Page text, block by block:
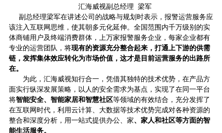
汇海威视副总经理 梁军
副总经理梁军在讲述公司的战略与规划时表示，报警运营服务应
该注入互联网思维，使其朝多元化延伸。全国范围内千万级别的实
体商铺用户及终端消费群体，上万家报警服务企业，每家企业都有
专业的运营团队，将现有的资源充分整合起来，打通上下游的供需
链，发挥集体效应转化为市场价值，这才是目前运营服务的出路所
在。
为此，汇海威视知行合一，凭借其独特的技术优势，在产品方
面实行纵深发展策略，以人的安全需求为基点，实现了在同一平台
将智能安全、智能家居和智慧社区等领域的有效结合，充分发挥了
在互联网时代，利用云计算、大数据等技术优势完成对各种资源的
整合和深度分析，用一站式提供办公、家、家人和社区等方面的智
能生活服务。